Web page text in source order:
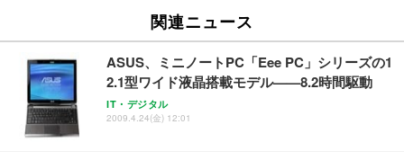
Sezlife オフィスチェア デスクチェア 疲れない テレ
ワーク チェア 強化バックレスト 30度ロッキング機
能 人間工学 椅子 腰サポート 90度跳ね上げ式アーム
レスト 3Dヘッドレスト ハンガー付き 高反発クッシ
ョン PCチェア 通気性メッシュ ゲーミング/勉強/事
務用 おしゃれ パソコンチェア (ホワイト)
￥7,680
ANDWINT オフィスチェア デスクチェア 肘なし メ
【整備済み品】Dell E2724HS 27インチ 液晶モニタ
ー フルHD（1920×1080）VA 非光沢 HDMI/DisplayP
ort/VGA スピーカー内蔵 高さ調整 スイベル VESA対
応 ComfortView ビジネス向け
￥15,800
【MiniLED/24.5inch/280Hz/FHD】GRAPHT THE S
Smart Basic(スマートベーシック) 【Amazon.co.jp
限定】 Smart Basic アイリスオーヤマ ペットシーツ
超厚型 お徳用 ワイド 100枚入 (x 1) (ケース販売)
￥3,670
アイリスオーヤマ ペットシーツ 超厚型 お徳用 レギ
関連ニュース
ASUS、ミニノートPC「Eee PC」シリーズの1
2.1型ワイド液晶搭載モデル——8.2時間駆動
IT・デジタル
2009.4.24(金) 12:01